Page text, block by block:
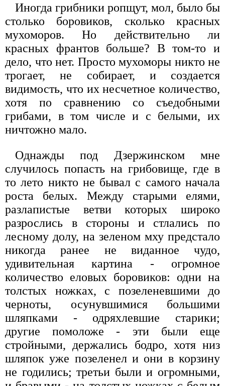
Иногда грибники ропщут, мол, было бы
столько боровиков, сколько красных
мухоморов. Но действительно ли
красных франтов больше? В том-то и
дело, что нет. Просто мухоморы никто не
трогает, не собирает, и создается
видимость, что их несчетное количество,
хотя по сравнению со съедобными
грибами, в том числе и с белыми, их
ничтожно мало.
Однажды под Дзержинском мне
случилось попасть на грибовище, где в
то лето никто не бывал с самого начала
роста белых. Между старыми елями,
разлапистые ветви которых широко
разрослись в стороны и стлались по
лесному долу, на зеленом мху предстало
никогда ранее не виданное чудо,
удивительная картина - огромное
количество еловых боровиков: одни на
толстых ножках, с позеленевшими до
черноты, осунувшимися большими
шляпками - одряхлевшие старики;
другие помоложе - эти были еще
стройными, держались бодро, хотя низ
шляпок уже позеленел и они в корзину
не годились; третьи были и огромными,